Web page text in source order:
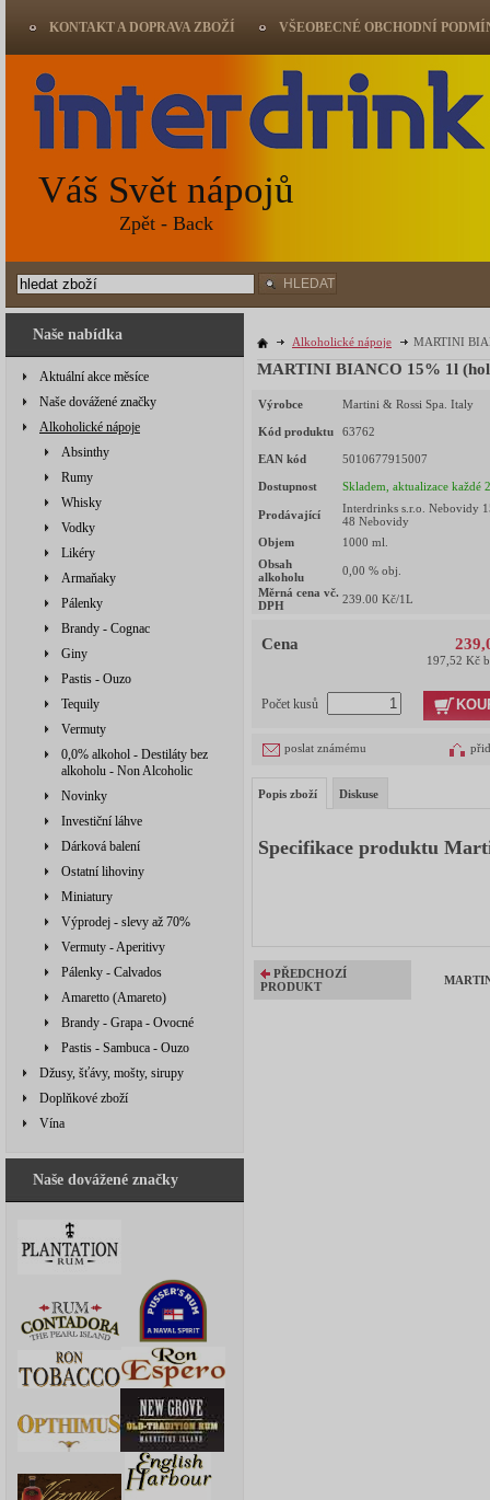
Naše nabídka
Aktuální akce měsíce
Naše dovážené značky
Alkoholické nápoje
Absinthy
Rumy
Whisky
Vodky
Likéry
Armaňaky
Pálenky
Brandy - Cognac
Giny
Pastis - Ouzo
Tequily
Vermuty
0,0% alkohol - Destiláty bez
alkoholu - Non Alcoholic
Novinky
Investiční láhve
Dárková balení
Ostatní lihoviny
Miniatury
Výprodej - slevy až 70%
Vermuty - Aperitivy
Pálenky - Calvados
Amaretto (Amareto)
Brandy - Grapa - Ovocné
Pastis - Sambuca - Ouzo
Džusy, šťávy, mošty, sirupy
Doplňkové zboží
Vína
Naše dovážené značky
Alkoholické nápoje MARTINI
MARTINI BIANCO 15% 1l
Výrobce Martini & Rossi Spa. Italy
Kód produktu 63762
EAN kód 5010677915007
Dostupnost Skladem, aktualizace každé
Prodávající
Interdrinks s.r.o. Nebovidy
48 Nebovidy
Objem
1000 ml.
Obsah
alkoholu
0,00 % obj.
Měrná cena vč.
DPH
239.00 Kč/1L
Cena
197,52 Kč
Počet kusů
poslat známému
Popis zboží Diskuse
Specifikace produktu
PŘEDCHOZÍ
PRODUKT
KONTAKT A DOPRAVA ZBOŽÍ VŠEOBECNÉ OBCHODNÍ
Váš Svět nápojů
Zpět - Back
HLEDAT